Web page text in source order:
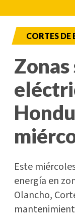
CORTES DE
Este
energía en
Olancho,